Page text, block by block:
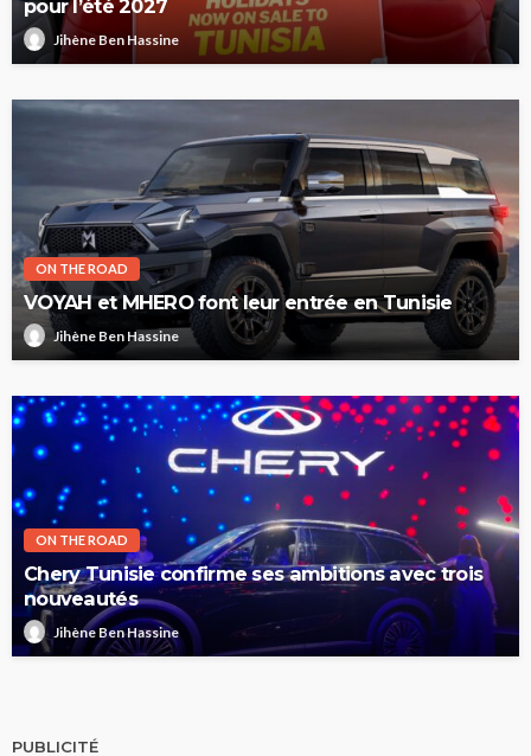
pour l’été 2027
Jihène Ben Hassine
ON THE ROAD
VOYAH et MHERO font leur entrée en Tunisie
Jihène Ben Hassine
ON THE ROAD
Chery Tunisie confirme ses ambitions avec trois
nouveautés
Jihène Ben Hassine
PUBLICITÉ